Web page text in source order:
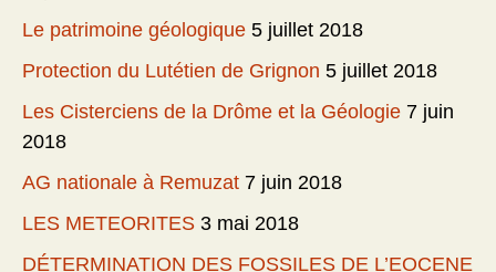
Le patrimoine géologique 5 juillet 2018
Protection du Lutétien de Grignon 5 juillet 2018
Les Cisterciens de la Drôme et la Géologie 7 juin
2018
AG nationale à Remuzat 7 juin 2018
LES METEORITES 3 mai 2018
DÉTERMINATION DES FOSSILES DE L’EOCENE